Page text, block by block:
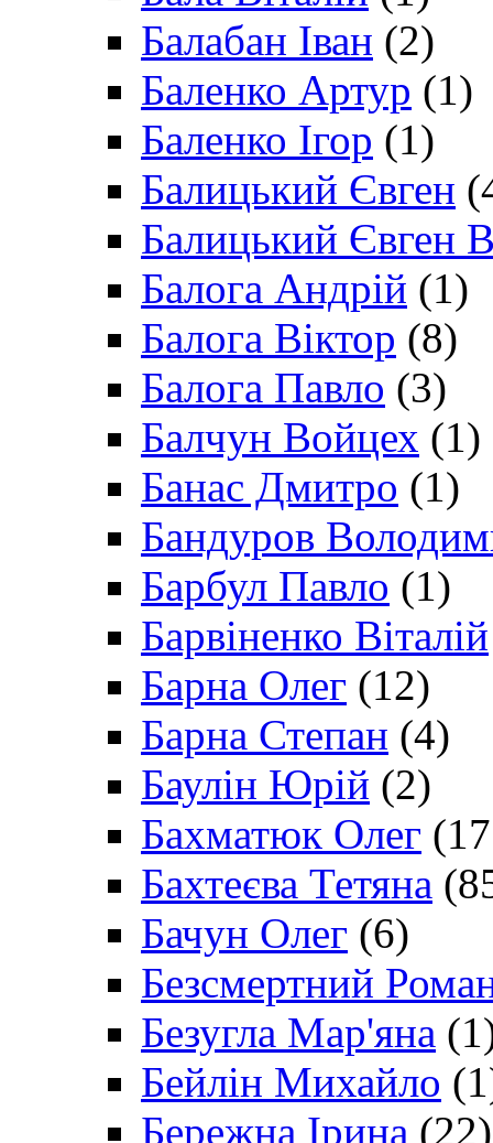
Балабан Іван (2)
Баленко Артур (1)
Баленко Ігор (1)
Балицький Євген
Балицький Євген
Балога Андрій (1)
Балога Віктор (8)
Балога Павло (3)
Балчун Войцех (1)
Банас Дмитро (1)
Бандуров
Барбул Павло (1)
Барвіненко Віталій
Барна Олег (12)
Барна Степан (4)
Баулін Юрій (2)
Бахматюк Олег
Бахтеєва Тетяна
Бачун Олег (6)
Безсмертний
Безугла Мар'яна
Бейлін Михайло
Бережна Ірина (22)